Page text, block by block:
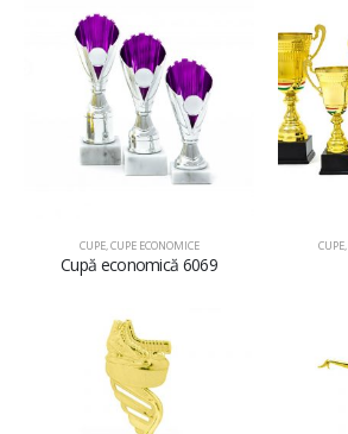
CUPE,CUPE ECONOMICE
Cupă economică 6069
CUPE,